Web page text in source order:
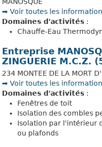
MANOSQUE
➡️ Voir toutes les
Domaines d'activités :
Chauffe-Eau
Entreprise
ZINGUERIE M.C.Z.
234 MONTEE DE LA MORT
➡️ Voir toutes les
Domaines d'activités :
Fenêtres de toit
Isolation des combles
Isolation par l'intérieur
ou plafonds